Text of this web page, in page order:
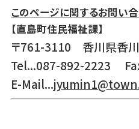
このページに関するお問い
【直島町住民福祉課】
〒761-3110 香川県香
Tel...087-892-2223
E-Mail...